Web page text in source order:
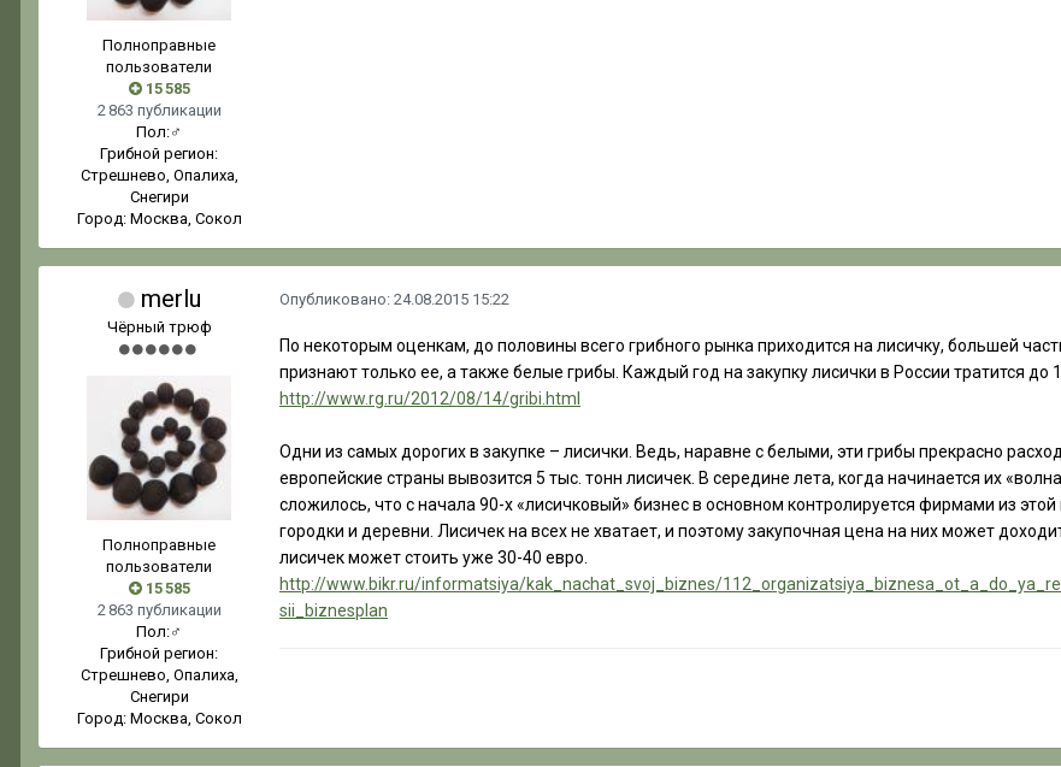
Полноправные
пользователи
15 585
2 863 публикации
Пол:♂
Грибной регион:
Стрешнево, Опалиха,
Снегири
Город: Москва, Сокол
merlu
Чёрный трюф
Полноправные
пользователи
15 585
2 863 публикации
Пол:♂
Грибной регион:
Стрешнево, Опалиха,
Снегири
Город: Москва, Сокол
Опубликовано: 24.08.2015 15:22
По некоторым оценкам, до половины всего грибного рынка приходится на лисичку, большей
признают только ее, а также белые грибы. Каждый год на закупку лисички в России тратится до
http://www.rg.ru/2012/08/14/gribi.html
Одни из самых дорогих в закупке – лисички. Ведь, наравне с белыми, эти грибы прекрасно
европейские страны вывозится 5 тыс. тонн лисичек. В середине лета, когда начинается их
сложилось, что с начала 90-х «лисичковый» бизнес в основном контролируется фирмами из
городки и деревни. Лисичек на всех не хватает, и поэтому закупочная цена на них может
лисичек может стоить уже 30-40 евро.
http://www.bikr.ru/informatsiya/kak_nachat_svoj_biznes/
sii_biznesplan